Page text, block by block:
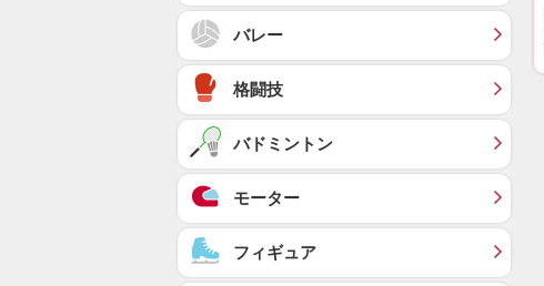
バレー
格闘技
バドミントン
モーター
フィギュア